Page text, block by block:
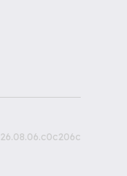
26.08.06.c0c206c